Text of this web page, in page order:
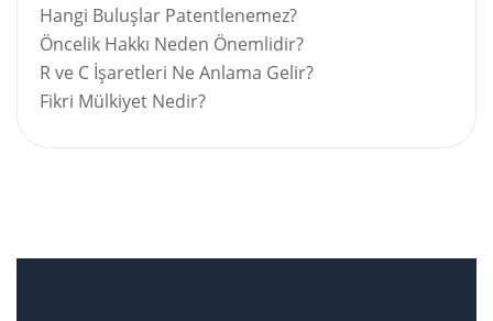
Hangi Buluşlar Patentlenemez?
Öncelik Hakkı Neden Önemlidir?
R ve C İşaretleri Ne Anlama Gelir?
Fikri Mülkiyet Nedir?